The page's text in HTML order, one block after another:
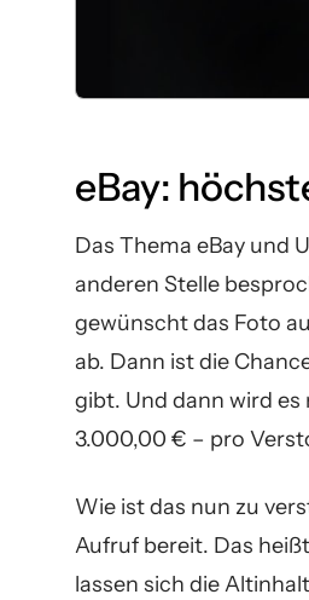
eBay:
Das Thema eBay und
anderen Stelle
gewünscht das Foto
ab. Dann ist die
gibt. Und dann wird
3.000,00 € – pro
Wie ist das nun zu
Aufruf bereit. Das
lassen sich die